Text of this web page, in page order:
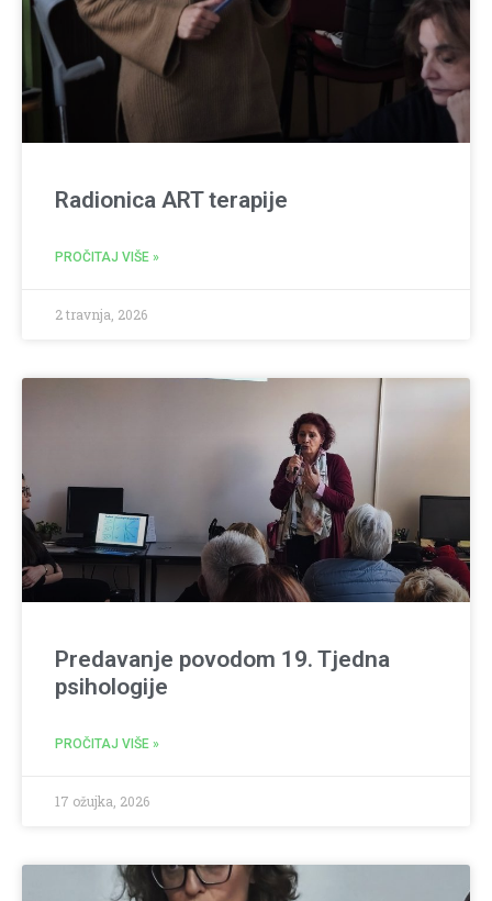
Radionica ART terapije
PROČITAJ VIŠE »
2 travnja, 2026
Predavanje povodom 19. Tjedna
psihologije
PROČITAJ VIŠE »
17 ožujka, 2026